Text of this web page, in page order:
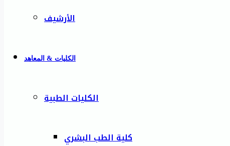
الأرشيف
الكليات & المعاهد
الكليات الطبية
كلية الطب البشري